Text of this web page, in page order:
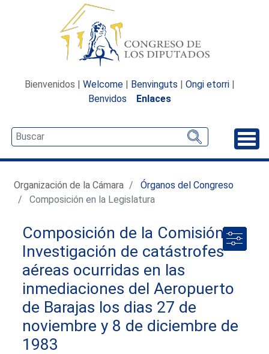
Bienvenidos | Welcome | Benvinguts | Ongi etorri |
Benvidos
Enlaces
Organización de la Cámara
Órganos del Congreso
Composición en la Legislatura
Composición de la Comisión de
Investigación de catástrofes
aéreas ocurridas en las
inmediaciones del Aeropuerto
de Barajas los dias 27 de
noviembre y 8 de diciembre de
1983